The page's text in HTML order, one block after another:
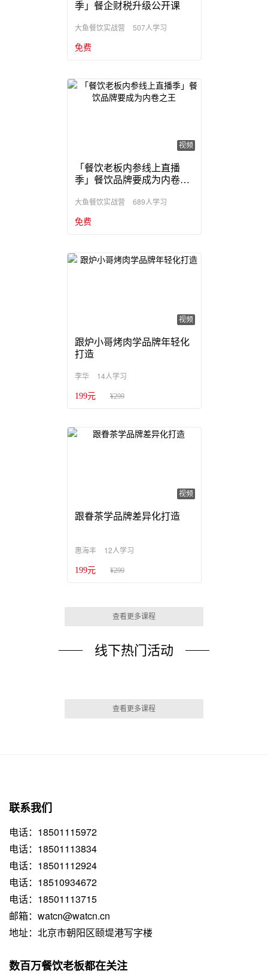
季」餐企财税升级公开课
大鱼餐饮实战营 507人学习
免费
视频
「餐饮老板内参线上直播
季」餐饮品牌要成为内卷之
大鱼餐饮实战营 689人学习
免费
视频
跟炉小哥烤肉学品牌年轻化
打造
李华 14人学习
199元 ¥299
视频
跟眷茶学品牌差异化打造
惠海丰 12人学习
199元 ¥299
查看更多课程
线下热门活动
查看更多课程
联系我们
电话：18501115972
电话：18501113834
电话：18501112924
电话：18510934672
电话：18501113715
邮箱：watcn@watcn.cn
地址：北京市朝阳区颐堤港写字楼
数百万餐饮老板都在关注